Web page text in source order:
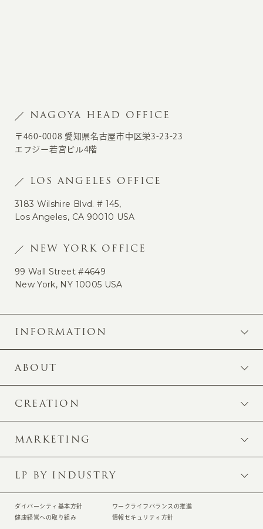
NAGOYA HEAD OFFICE
〒460-0008 愛知県名古屋市中区栄3-23-23
エフジー若宮ビル4階
LOS ANGELES OFFICE
3183 Wilshire Blvd. # 145,
Los Angeles, CA 90010 USA
NEW YORK OFFICE
99 Wall Street #4649
New York, NY 10005 USA
INFORMATION
ABOUT
CREATION
MARKETING
LP BY INDUSTRY
ダイバーシティ基本方針
ワークライフバランスの推進
健康経営への取り組み
情報セキュリティ方針